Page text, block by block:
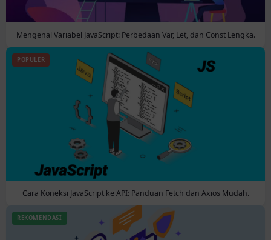
Mengenal Variabel JavaScript: Perbedaan Var, Let, dan Const Lengka.
POPULER
Cara Koneksi JavaScript ke API: Panduan Fetch dan Axios Mudah.
REKOMENDASI